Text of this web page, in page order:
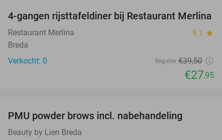
29%
NEW
TODAY
4-gangen rijsttafeldiner bij Restaurant Merlina
Restaurant Merlina 9.1 star
Breda
Verkocht: 0
Regulier €39,50
€27,95
NEW
TODAY
PMU powder brows incl. nabehandeling
Beauty by Lien Breda